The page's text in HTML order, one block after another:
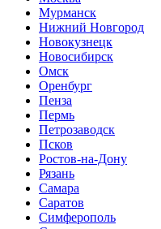
Мурманск
Нижний Новгород
Новокузнецк
Новосибирск
Омск
Оренбург
Пенза
Пермь
Петрозаводск
Псков
Ростов-на-Дону
Рязань
Самара
Саратов
Симферополь